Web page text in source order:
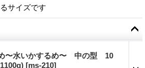
サイズです
〜水いかするめ〜 中の型 10
[ms-210]